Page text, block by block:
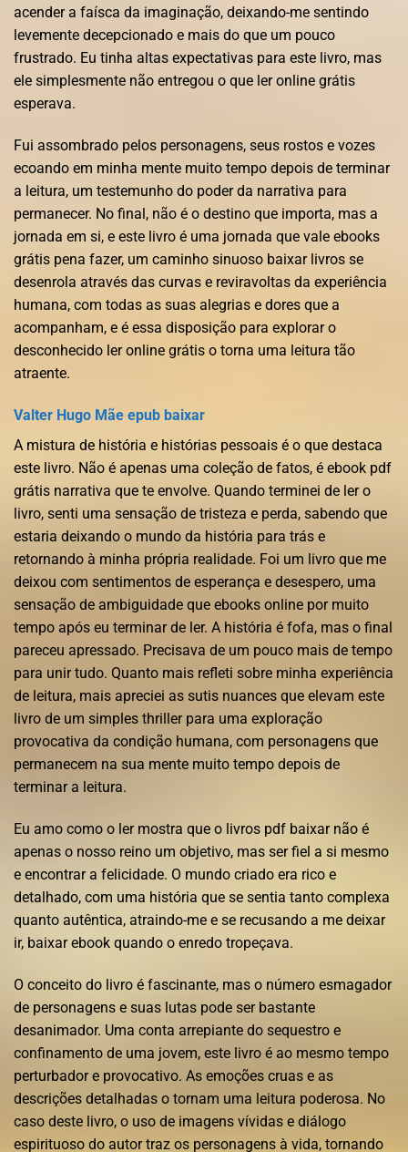
acender a faísca da imaginação, deixando-me sentindo
levemente decepcionado e mais do que um pouco
frustrado. Eu tinha altas expectativas para este livro, mas
ele simplesmente não entregou o que ler online grátis
esperava.
Fui assombrado pelos personagens, seus rostos e vozes
ecoando em minha mente muito tempo depois de terminar
a leitura, um testemunho do poder da narrativa para
permanecer. No final, não é o destino que importa, mas a
jornada em si, e este livro é uma jornada que vale ebooks
grátis pena fazer, um caminho sinuoso baixar livros se
desenrola através das curvas e reviravoltas da experiência
humana, com todas as suas alegrias e dores que a
acompanham, e é essa disposição para explorar o
desconhecido ler online grátis o torna uma leitura tão
atraente.
Valter Hugo Mãe epub baixar
A mistura de história e histórias pessoais é o que destaca
este livro. Não é apenas uma coleção de fatos, é ebook pdf
grátis narrativa que te envolve. Quando terminei de ler o
livro, senti uma sensação de tristeza e perda, sabendo que
estaria deixando o mundo da história para trás e
retornando à minha própria realidade. Foi um livro que me
deixou com sentimentos de esperança e desespero, uma
sensação de ambiguidade que ebooks online por muito
tempo após eu terminar de ler. A história é fofa, mas o final
pareceu apressado. Precisava de um pouco mais de tempo
para unir tudo. Quanto mais refleti sobre minha experiência
de leitura, mais apreciei as sutis nuances que elevam este
livro de um simples thriller para uma exploração
provocativa da condição humana, com personagens que
permanecem na sua mente muito tempo depois de
terminar a leitura.
Eu amo como o ler mostra que o livros pdf baixar não é
apenas o nosso reino um objetivo, mas ser fiel a si mesmo
e encontrar a felicidade. O mundo criado era rico e
detalhado, com uma história que se sentia tanto complexa
quanto autêntica, atraindo-me e se recusando a me deixar
ir, baixar ebook quando o enredo tropeçava.
O conceito do livro é fascinante, mas o número esmagador
de personagens e suas lutas pode ser bastante
desanimador. Uma conta arrepiante do sequestro e
confinamento de uma jovem, este livro é ao mesmo tempo
perturbador e provocativo. As emoções cruas e as
descrições detalhadas o tornam uma leitura poderosa. No
caso deste livro, o uso de imagens vívidas e diálogo
espirituoso do autor traz os personagens à vida, tornando